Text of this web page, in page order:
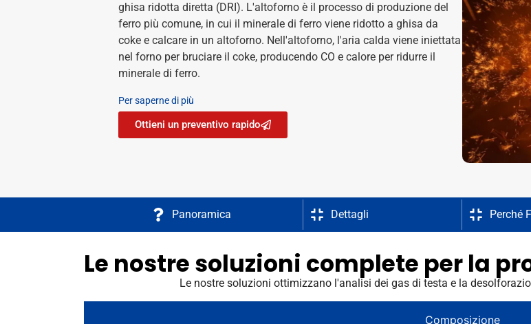
ghisa ridotta diretta (DRI). L'altoforno è il processo di produzione del
ferro più comune, in cui il minerale di ferro viene ridotto a ghisa da
coke e calcare in un altoforno. Nell'altoforno, l'aria calda viene iniettata
nel forno per bruciare il coke, producendo CO e calore per ridurre il
minerale di ferro.
Per saperne di più
Ottieni un preventivo rapido
Panoramica Dettagli Perché
Le nostre soluzioni complete per la
Le nostre soluzioni ottimizzano l'analisi dei gas di testa e la
Composizione